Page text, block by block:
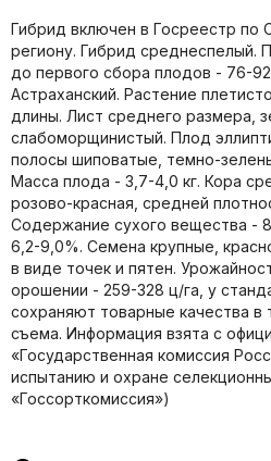
Гибрид включен в Госреестр по
региону. Гибрид среднеспелый.
до первого сбора плодов - 76-
Астраханский. Растение
длины. Лист среднего размера,
слабоморщинистый. Плод
полосы шиповатые, темно-
Масса плода - 3,7-4,0 кг. Кора
розово-красная, средней
Содержание сухого вещества -
6,2-9,0%. Семена крупные,
в виде точек и пятен.
орошении - 259-328 ц/га, у
сохраняют товарные качества
съема. Информация взята с
«Государственная комиссия
иcпытанию и охране
«Госсорткомиссия»)